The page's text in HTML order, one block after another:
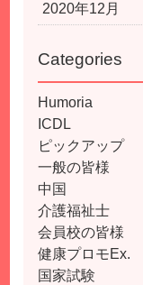
2020年12月
Categories
Humoria
ICDL
ピックアップ
一般の皆様
中国
介護福祉士
会員校の皆様
健康プロモEx.
国家試験